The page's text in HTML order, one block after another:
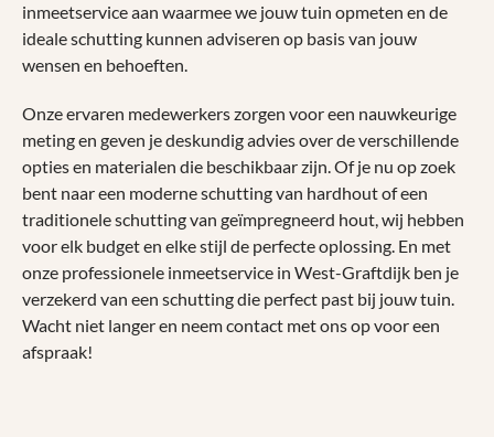
inmeetservice aan waarmee we jouw tuin opmeten en de
ideale schutting kunnen adviseren op basis van jouw
wensen en behoeften.
Onze ervaren medewerkers zorgen voor een nauwkeurige
meting en geven je deskundig advies over de verschillende
opties en materialen die beschikbaar zijn. Of je nu op zoek
bent naar een moderne schutting van hardhout of een
traditionele schutting van geïmpregneerd hout, wij hebben
voor elk budget en elke stijl de perfecte oplossing. En met
onze professionele inmeetservice in West-Graftdijk ben je
verzekerd van een schutting die perfect past bij jouw tuin.
Wacht niet langer en neem contact met ons op voor een
afspraak!